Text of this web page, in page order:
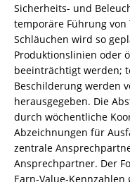
Sicherheits- und
temporäre Führung
Schläuchen wird so
Produktionslinien oder
beeinträchtigt werden;
Beschilderung werden
herausgegeben. Die
durch wöchentliche
Abzeichnungen für
zentrale
Ansprechpartner. Der